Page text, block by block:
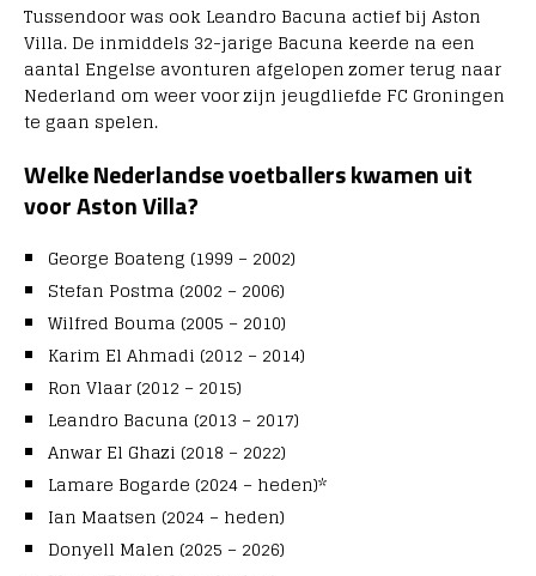
Tussendoor was ook Leandro Bacuna actief bij Aston
Villa. De inmiddels 32-jarige Bacuna keerde na een
aantal Engelse avonturen afgelopen zomer terug naar
Nederland om weer voor zijn jeugdliefde FC Groningen
te gaan spelen.
Welke Nederlandse voetballers kwamen uit
voor Aston Villa?
George Boateng (1999 – 2002)
Stefan Postma (2002 – 2006)
Wilfred Bouma (2005 – 2010)
Karim El Ahmadi (2012 – 2014)
Ron Vlaar (2012 – 2015)
Leandro Bacuna (2013 – 2017)
Anwar El Ghazi (2018 – 2022)
Lamare Bogarde (2024 – heden)*
Ian Maatsen (2024 – heden)
Donyell Malen (2025 – 2026)